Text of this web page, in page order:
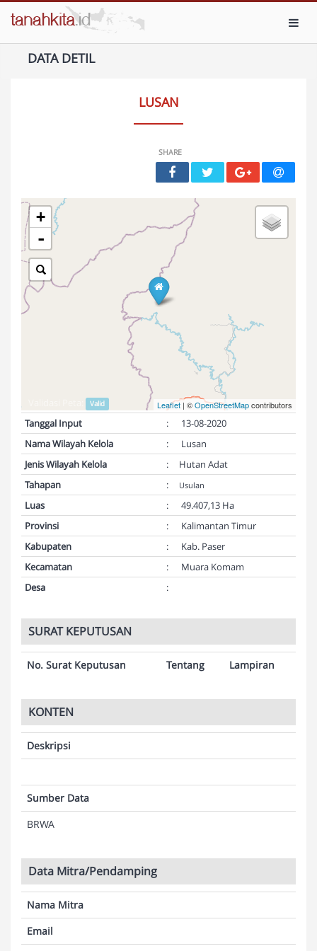
DATA DETIL
LUSAN
SHARE
+
-
Leaflet | ©OpenStreetMapcontributors
Valid
Tanggal Input :
13-08-2020
Nama Wilayah Kelola
:
Lusan
Jenis Wilayah Kelola
:
Hutan Adat
Tahapan
: Usulan
Luas :
49.407,13 Ha
Provinsi
:
Kalimantan Timur
Kabupaten
:
Kab. Paser
Kecamatan
:
Muara Komam
Desa
:
SURAT KEPUTUSAN
No. Surat Keputusan Tentang Lampiran
KONTEN
Deskripsi
Sumber Data
BRWA
Data Mitra/Pendamping
Nama Mitra
Email